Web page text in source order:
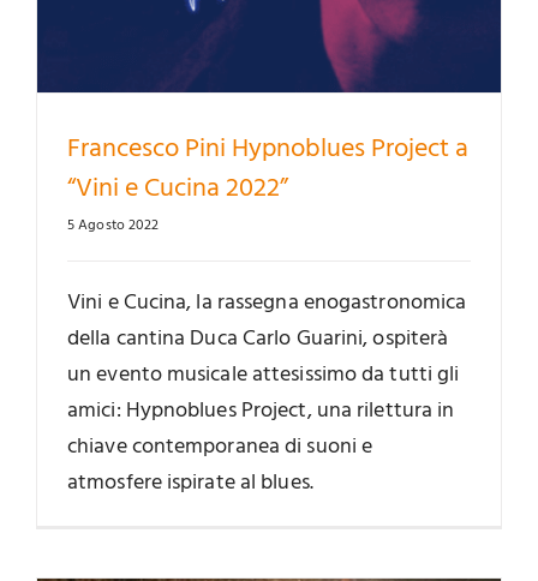
Francesco Pini Hypnoblues Project a
“Vini e Cucina 2022”
5 Agosto 2022
Vini e Cucina, la rassegna enogastronomica
della cantina Duca Carlo Guarini, ospiterà
un evento musicale attesissimo da tutti gli
amici: Hypnoblues Project, una rilettura in
chiave contemporanea di suoni e
atmosfere ispirate al blues.